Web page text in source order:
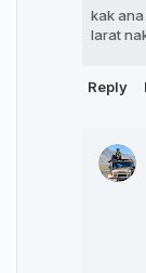
kak
larat
Reply